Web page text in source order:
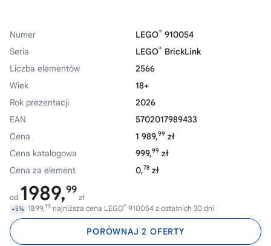
Numer LEGO® 910054
Seria
LEGO® BrickLink
Liczba elementów
2566
Wiek
18+
Rok prezentacji
2026
EAN
5702017989433
Cena
1 989,99 zł
Cena katalogowa
999,99 zł
Cena za element
0,78 zł
od 1989,99
zł
+5% 1899,99 najniższa cena LEGO® 910054 z ostatnich 30 dni
PORÓWNAJ 2 OFERTY